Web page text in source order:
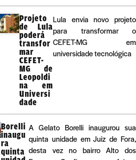
Projeto
de Lula
poderá
transfor
mar
CEFET-
MG de
Leopoldi
na em
Universi
dade
Lula envia novo projeto
para transformar o
CEFET-MG em
universidade tecnológica
Borelli
inaugu
ra
quinta
A Gelato Borelli inaugurou sua
quinta unidade em Juiz de Fora,
desta vez no bairro Alto dos